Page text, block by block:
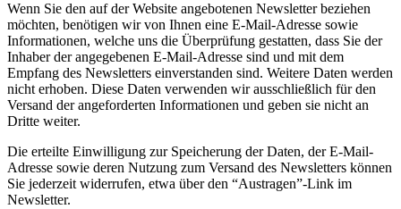
Wenn Sie den auf der Website angebotenen Newsletter beziehen
möchten, benötigen wir von Ihnen eine E-Mail-Adresse sowie
Informationen, welche uns die Überprüfung gestatten, dass Sie der
Inhaber der angegebenen E-Mail-Adresse sind und mit dem
Empfang des Newsletters einverstanden sind. Weitere Daten werden
nicht erhoben. Diese Daten verwenden wir ausschließlich für den
Versand der angeforderten Informationen und geben sie nicht an
Dritte weiter.
Die erteilte Einwilligung zur Speicherung der Daten, der E-Mail-
Adresse sowie deren Nutzung zum Versand des Newsletters können
Sie jederzeit widerrufen, etwa über den “Austragen”-Link im
Newsletter.